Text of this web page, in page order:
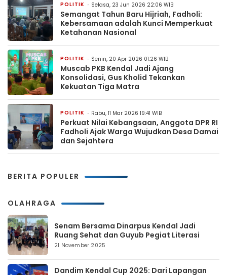
POLITIK Selasa, 23 Jun 2026 22:06 WIB
Semangat Tahun Baru Hijriah, Fadholi:
Kebersamaan adalah Kunci Memperkuat
Ketahanan Nasional
POLITIK Senin, 20 Apr 2026 01:26 WIB
Muscab PKB Kendal Jadi Ajang
Konsolidasi, Gus Kholid Tekankan
Kekuatan Tiga Matra
POLITIK Rabu, 11 Mar 2026 19:41 WIB
Perkuat Nilai Kebangsaan, Anggota DPR RI
Fadholi Ajak Warga Wujudkan Desa Damai
dan Sejahtera
BERITA POPULER
OLAHRAGA
Senam Bersama Dinarpus Kendal Jadi
Ruang Sehat dan Guyub Pegiat Literasi
21 November 2025
Dandim Kendal Cup 2025: Dari Lapangan